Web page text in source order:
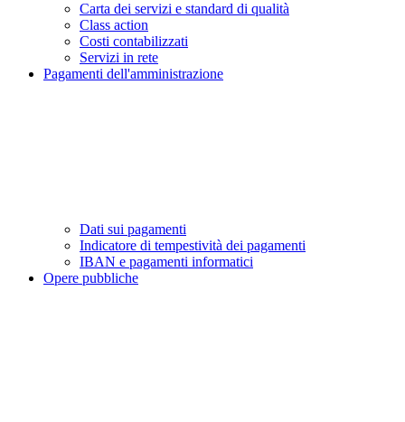
Carta dei servizi e standard di qualità
Class action
Costi contabilizzati
Servizi in rete
Pagamenti dell'amministrazione
Dati sui pagamenti
Indicatore di tempestività dei pagamenti
IBAN e pagamenti informatici
Opere pubbliche